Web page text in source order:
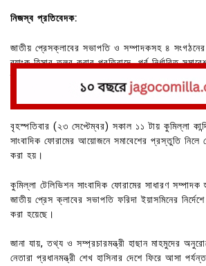
নিজস্ব প্রতিবেদক:
জাতীয় প্রেসক্লাবের সভাপতি ও সম্পাদকসহ ৪ সংগঠনের
ব্যাংক হিসাব তলব করার প্রতিবাদে পূর্ব নির্ধারিত
বৃহস্পতিবার (২৩ সেপ্টেম্বর) সকাল ১১ টায় কুমিল্লা
সাংবাদিক ফোরামের আয়োজনে সমাবেশের প্রস্তুতি নিলে
করা হয়।
কুমিল্লা টেলিভিশন সাংবাদিক ফোরামের সাধারণ
জাতীয় প্রেস ক্লাবের সভাপতি ফরিদা ইয়াসমিনের
করা হয়েছে।
জানা যায়, তথ্য ও সম্প্রচারমন্ত্রী হাছান মাহমুদের
নেতারা প্রধানমন্ত্রী শেখ হাসিনার দেশে ফিরে আসা